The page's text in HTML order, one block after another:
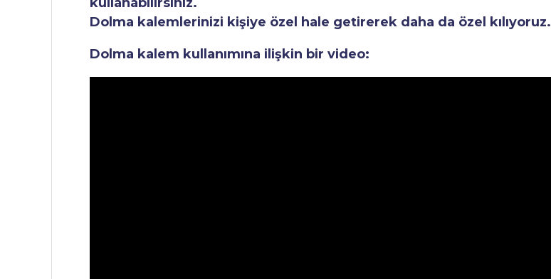
Dolma kalemlerinizi kişiye özel hale getirerek daha da özel kılıyoruz.
Dolma kalem kullanımına ilişkin bir video: